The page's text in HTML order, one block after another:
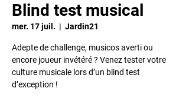
Blind test musical
mer. 17 juil.
  |
Jardin21
Adepte de challenge, musicos averti ou
encore joueur invétéré ? Venez tester votre
culture musicale lors d’un blind test
d’exception !